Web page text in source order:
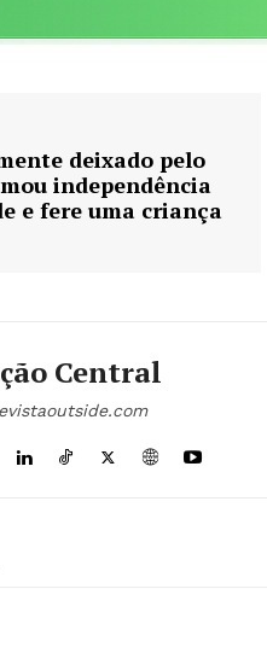
ASSINAR
deixado pelo
independência
e fere uma criança
Central